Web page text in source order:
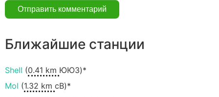
Ближайшие станции
Shell (0.41 km ЮЮЗ)*
Mol (1.32 km сВ)*